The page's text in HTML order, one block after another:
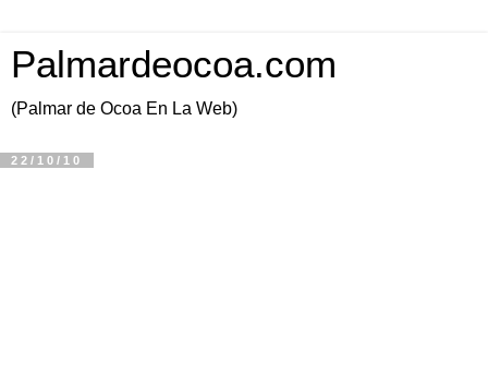
Palmardeocoa.com
(Palmar de Ocoa En La Web)
22/10/10